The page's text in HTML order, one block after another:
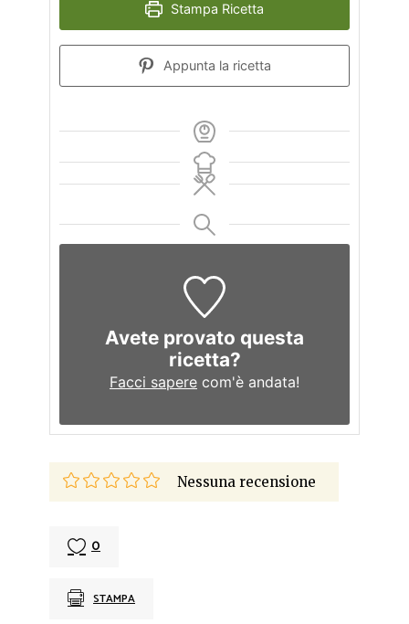
Stampa Ricetta
Appunta la ricetta
Avete provato questa
ricetta?
Facci sapere com'è andata!
Nessuna recensione
0
STAMPA